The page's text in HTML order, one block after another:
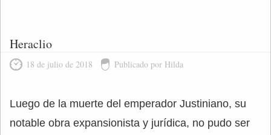
Heraclio
18 de julio de 2018 Publicado por Hilda
Luego de la muerte del emperador Justiniano, su
notable obra expansionista y jurídica, no pudo ser